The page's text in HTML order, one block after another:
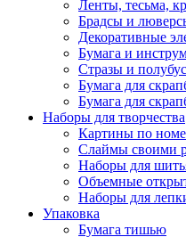
Ленты, тесьма,
Брадсы и
Декоративные
Бумага и
Стразы и
Бумага для
Бумага для
Наборы для творчества
Картины по
Слаймы своими
Наборы для
Объемные
Наборы для
Упаковка
Бумага тишью